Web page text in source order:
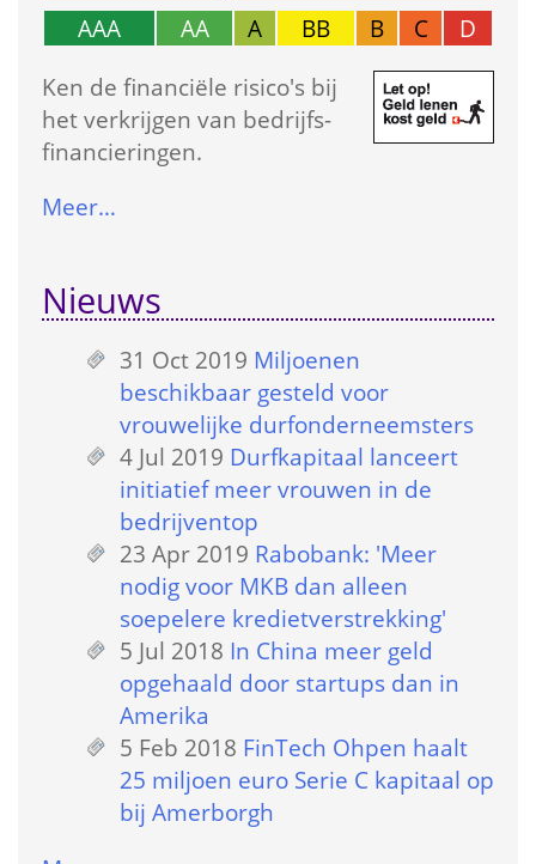
AAA AA A BB B C
D
Ken de financiële risico's bij
het verkrijgen van bedrijfs­
financieringen.
Meer…
Nieuws
31 Oct 2019 Miljoenen
beschikbaar gesteld voor
vrouwelijke durfonderneemsters
4 Jul 2019 Durfkapitaal lanceert
initiatief meer vrouwen in de
bedrijventop
23 Apr 2019 Rabobank: 'Meer
nodig voor MKB dan alleen
soepelere kredietverstrekking'
5 Jul 2018 In China meer geld
opgehaald door startups dan in
Amerika
5 Feb 2018 FinTech Ohpen haalt
25 miljoen euro Serie C kapitaal op
bij Amerborgh